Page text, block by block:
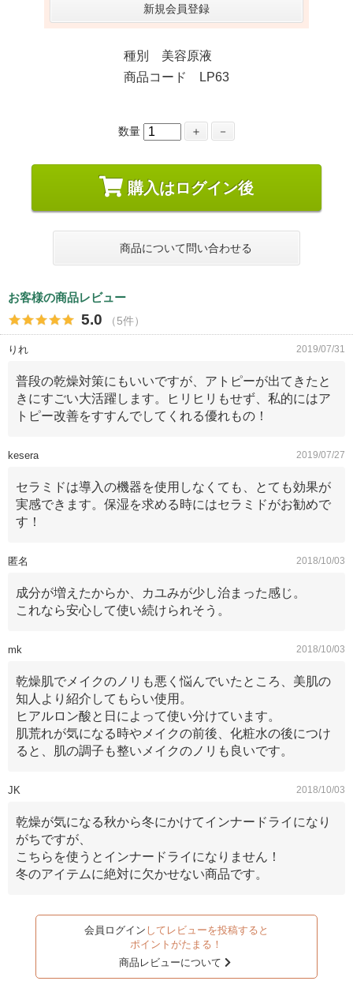
新規会員登録
種別 美容原液
商品コード LP63
数量 ＋ －
購入はログイン後
商品について問い合わせる
お客様の商品レビュー
5.0 （5件）
りれ 2019/07/31
普段の乾燥対策にもいいですが、アトピーが出てきたと
きにすごい大活躍します。ヒリヒリもせず、私的にはア
トピー改善をすすんでしてくれる優れもの！
kesera 2019/07/27
セラミドは導入の機器を使用しなくても、とても効果が
実感できます。保湿を求める時にはセラミドがお勧めで
す！
匿名 2018/10/03
成分が増えたからか、カユみが少し治まった感じ。
これなら安心して使い続けられそう。
mk 2018/10/03
乾燥肌でメイクのノリも悪く悩んでいたところ、美肌の
知人より紹介してもらい使用。
ヒアルロン酸と日によって使い分けています。
肌荒れが気になる時やメイクの前後、化粧水の後につけ
ると、肌の調子も整いメイクのノリも良いです。
JK 2018/10/03
乾燥が気になる秋から冬にかけてインナードライになり
がちですが、
こちらを使うとインナードライになりません！
冬のアイテムに絶対に欠かせない商品です。
会員ログイン してレビューを投稿すると
ポイントがたまる！
商品レビューについて